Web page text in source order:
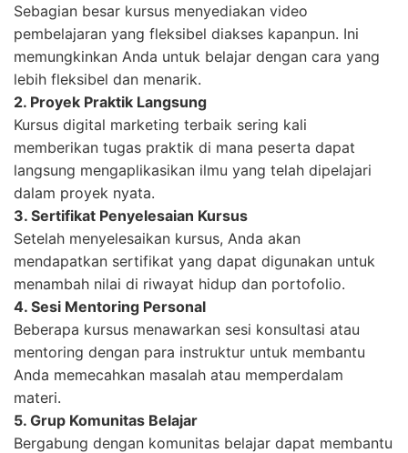
Sebagian besar kursus menyediakan video
pembelajaran yang fleksibel diakses kapanpun. Ini
memungkinkan Anda untuk belajar dengan cara yang
lebih fleksibel dan menarik.
2. Proyek Praktik Langsung
Kursus digital marketing terbaik sering kali
memberikan tugas praktik di mana peserta dapat
langsung mengaplikasikan ilmu yang telah dipelajari
dalam proyek nyata.
3. Sertifikat Penyelesaian Kursus
Setelah menyelesaikan kursus, Anda akan
mendapatkan sertifikat yang dapat digunakan untuk
menambah nilai di riwayat hidup dan portofolio.
4. Sesi Mentoring Personal
Beberapa kursus menawarkan sesi konsultasi atau
mentoring dengan para instruktur untuk membantu
Anda memecahkan masalah atau memperdalam
materi.
5. Grup Komunitas Belajar
Bergabung dengan komunitas belajar dapat membantu